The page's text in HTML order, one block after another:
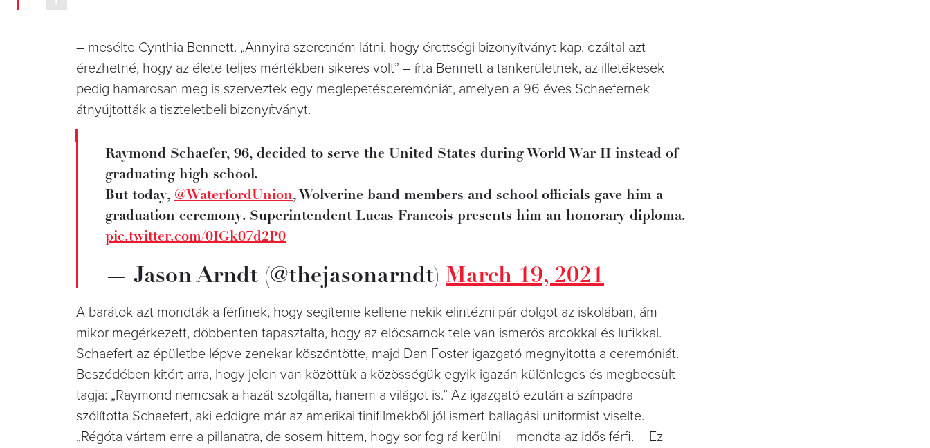
– mesélte Cynthia Bennett. „Annyira szeretném látni, hogy érettségi bizonyítványt kap, ezáltal azt
érezhetné, hogy az élete teljes mértékben sikeres volt” – írta Bennett a tankerületnek, az illetékesek
pedig hamarosan meg is szerveztek egy meglepetésceremóniát, amelyen a 96 éves Schaefernek
átnyújtották a tiszteletbeli bizonyítványt.
Raymond Schaefer, 96, decided to serve the United States during World War II instead of
graduating high school.
But today, @WaterfordUnion, Wolverine band members and school officials gave him a
graduation ceremony. Superintendent Lucas Francois presents him an honorary diploma.
pic.twitter.com/0IGk07d2P0
— Jason Arndt (@thejasonarndt) March 19, 2021
A barátok azt mondták a férfinek, hogy segítenie kellene nekik elintézni pár dolgot az iskolában, ám
mikor megérkezett, döbbenten tapasztalta, hogy az előcsarnok tele van ismerős arcokkal és lufikkal.
Schaefert az épületbe lépve zenekar köszöntötte, majd Dan Foster igazgató megnyitotta a ceremóniát.
Beszédében kitért arra, hogy jelen van közöttük a közösségük egyik igazán különleges és megbecsült
tagja: „Raymond nemcsak a hazát szolgálta, hanem a világot is.” Az igazgató ezután a színpadra
szólította Schaefert, aki eddigre már az amerikai tinifilmekből jól ismert ballagási uniformist viselte.
„Régóta vártam erre a pillanatra, de sosem hittem, hogy sor fog rá kerülni – mondta az idős férfi. – Ez